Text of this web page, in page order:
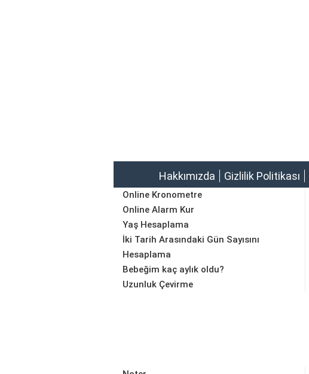
Hakkımızda Gizlilik Politikası
Online Kronometre
Online Alarm Kur
Yaş Hesaplama
İki Tarih Arasındaki Gün Sayısını
Hesaplama
Bebeğim kaç aylık oldu?
Uzunluk Çevirme